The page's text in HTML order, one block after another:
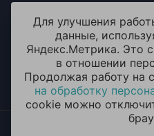
ИНН:
ОГРН / ОГРНИП:
2014 - 2026 © «ОКЕАН
Для улучшения
данные,
Яндекс.Метрика. Это
в отношении
Продолжая работу на
на обработку
cookie можно